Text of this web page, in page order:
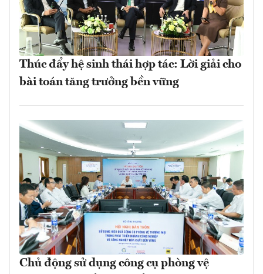
Thúc đẩy hệ sinh thái hợp tác: Lời giải cho
bài toán tăng trưởng bền vững
Chủ động sử dụng công cụ phòng vệ